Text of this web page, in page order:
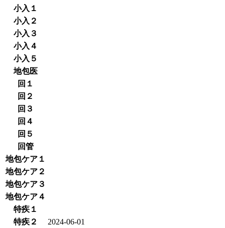
小入１
小入２
小入３
小入４
小入５
地包医
回１
回２
回３
回４
回５
回管
地包ケア１
地包ケア２
地包ケア３
地包ケア４
特疾１
特疾２
2024-06-01